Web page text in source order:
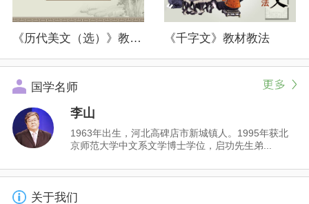
《历代美文（选）》教材教法 《千字文》教材教法
国学名师
李山
1963年出生，河北高碑店市新城镇人。1995年获北
京师范大学中文系文学博士学位，启功先生弟...
关于我们